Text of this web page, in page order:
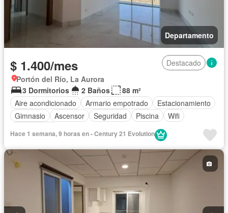
Departamento
$ 1.400/mes
Destacado
Portón del Río, La Aurora
3 Dormitorios
2 Baños
88 m²
Aire acondicionado
Armario empotrado
Estacionamiento
Gimnasio
Ascensor Seguridad Piscina
Wifi
Hace 1 semana, 9 horas en - Century 21 Evolution